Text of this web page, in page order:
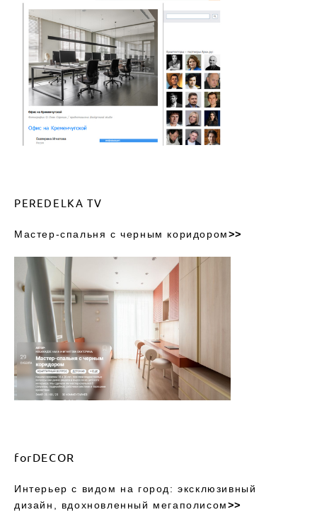
PEREDELKA TV
Мастер-спальня с черным коридором>>
forDECOR
Интерьер с видом на город: эксклюзивный
дизайн, вдохновленный мегаполисом>>